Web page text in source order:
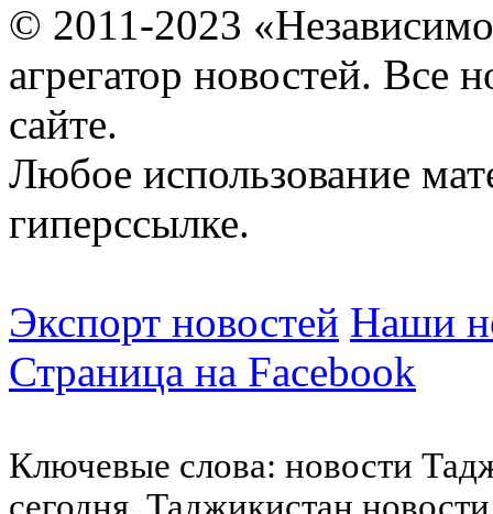
© 2011-2023
агрегатор новостей. Все
сайте.
Любое использование
гиперссылке.
Экспорт новостей Наши
Страница на Facebook
Ключевые слова: новости